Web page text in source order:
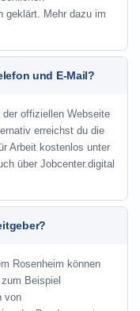
geklärt. Mehr dazu im
und E-Mail?
offiziellen Webseite
erreichst du die
Arbeit kostenlos unter
über Jobcenter.digital
Rosenheim können
Beispiel
von